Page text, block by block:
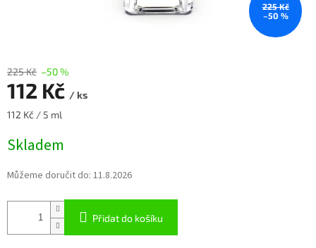
225 Kč
–50 %
225 Kč –50 %
112 Kč / ks
Měrná
112 Kč / 5 ml
Skladem
Můžeme doručit do: 11.8.2026
Přidat do košíku